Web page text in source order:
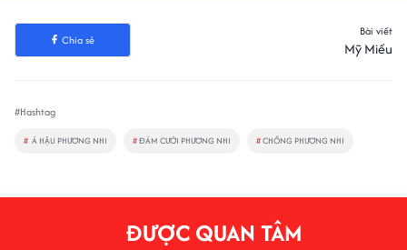
Chia sẻ
Bài viết
Mỹ Miều
#Hashtag
# Á HẬU PHƯƠNG NHI #ĐÁM CƯỚI PHƯƠNG NHI #CHỒNG PHƯƠNG NHI
ĐƯỢC QUAN TÂM